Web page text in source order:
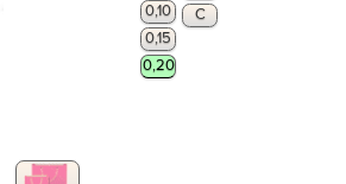
0,10
0,15
0,20
C